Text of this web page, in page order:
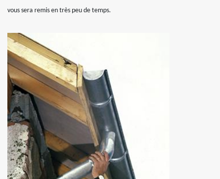
vous sera remis en très peu de temps.